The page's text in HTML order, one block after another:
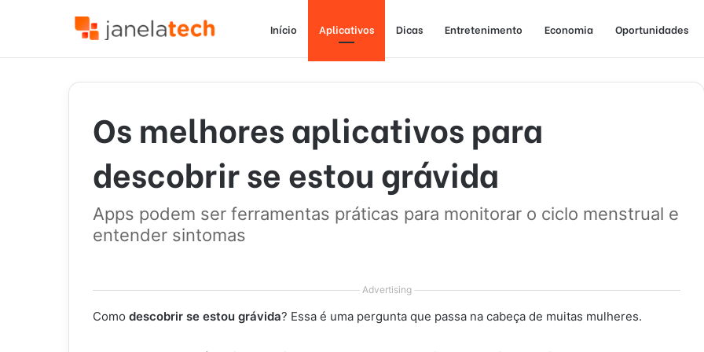
Início Aplicativos Dicas Entretenimento Economia Oportunidades
Os melhores aplicativos para
descobrir se estou grávida
Apps podem ser ferramentas práticas para monitorar o ciclo menstrual e
entender sintomas
Advertising
Como descobrir se estou grávida? Essa é uma pergunta que passa na cabeça de muitas mulheres.